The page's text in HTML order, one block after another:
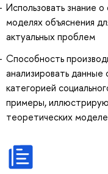
Использовать знание
моделях объяснения
актуальных проблем
Способность
анализировать данные
категорией
примеры,
теоретических